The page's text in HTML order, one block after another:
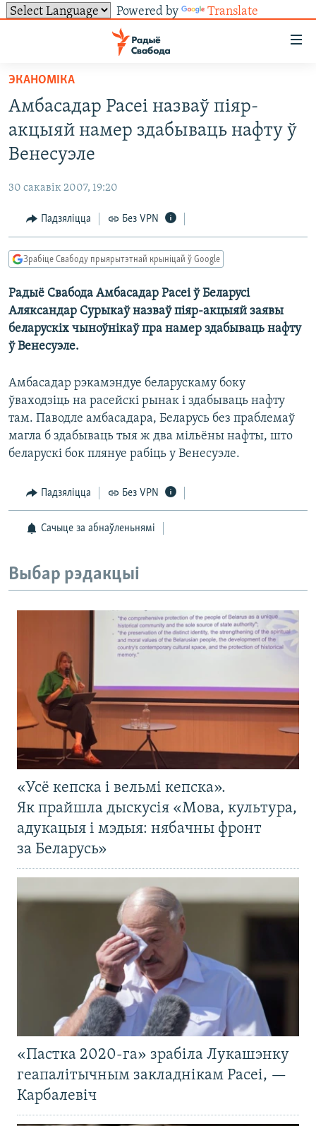
Powered by Translate
ўнівэрсальнага
доступу
Перайсьці
да
галоўнага
зьместу
да
навігацыі
Перайсьці
да
НАВІНЫ
ЭКАНОМІКА
ПАЛІТВЯЗЬНІ
КУЛЬТУРА
КАЛЯНДАР
ТОЛЬКІ НА СВАБОДЗЕ
ГІСТОРЫЯ НА СВАБОДЗЕ
ПАДКАСТЫ
PREMIUM
МОВА
НА ХВАЛЯХ СВАБОДЫ
СУВЯЗЬ
ПАДЗЯЛІЦЦА ІНФАРМАЦЫЯЙ
ПАДКАСТЫ
Усе сайты РС/РСЭ
ЭКАНОМІКА
Амбасадар Расеі назваў піяр-
акцыяй намер здабываць нафту ў
Венесуэле
30 сакавік 2007, 19:20
Падзяліцца Без VPN
Зрабіце Свабоду прыярытэтнай крыніцай ў Google
Радыё Свабода Амбасадар Расеі ў Беларусі
Аляксандар Сурыкаў назваў піяр-акцыяй заявы
беларускіх чыноўнікаў пра намер здабываць нафту
ў Венесуэле.
Амбасадар рэкамэндуе беларускаму боку
ўваходзіць на расейскі рынак і здабываць нафту
там. Паводле амбасадара, Беларусь без праблемаў
магла б здабываць тыя ж два мільёны нафты, што
беларускі бок плянуе рабіць у Венесуэле.
Падзяліцца Без VPN
Сачыце за абнаўленьнямі
Выбар рэдакцыі
«Усё кепска і вельмі кепска».
Як прайшла дыскусія «Мова, культура,
адукацыя і мэдыя: нябачны фронт
за Беларусь»
«Пастка 2020-га» зрабіла Лукашэнку
геапалітычным закладнікам Расеі, —
Карбалевіч